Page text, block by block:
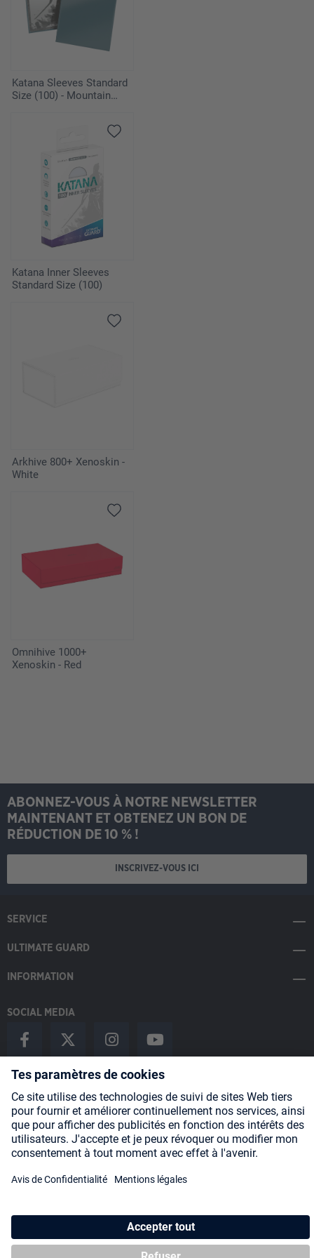
Katana Sleeves Standard
Size (100) - Mountain
Katana Inner Sleeves
Standard Size (100)
Arkhive 800+ Xenoskin -
White
Omnihive 1000+
Xenoskin - Red
ABONNEZ-VOUS À NOTRE NEWSLETTER
MAINTENANT ET OBTENEZ UN BON DE
RÉDUCTION DE 10 % !
INSCRIVEZ-VOUS ICI
SERVICE
ULTIMATE GUARD
INFORMATION
SOCIAL MEDIA
Payment Methods
Shipping
* Tous les prix incluent la TVA, plus les fraisd'expéditionet les
éventuels frais de livraison, sauf indication contraire.